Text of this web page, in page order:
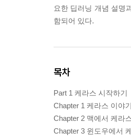
요한 딥러닝 개념 설명
함되어 있다.
목차
Part 1 케라스 시작하기
Chapter 1 케라스 이야기
Chapter 2 맥에서 케라
Chapter 3 윈도우에서